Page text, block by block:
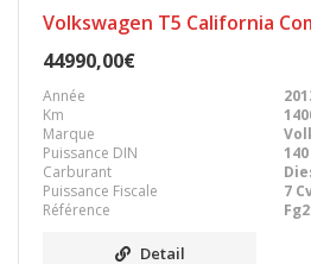
Volkswagen T5 California
44990,00€
Année
Km
Marque
Puissance DIN
Carburant
Puissance Fiscale
7
Référence
Detail